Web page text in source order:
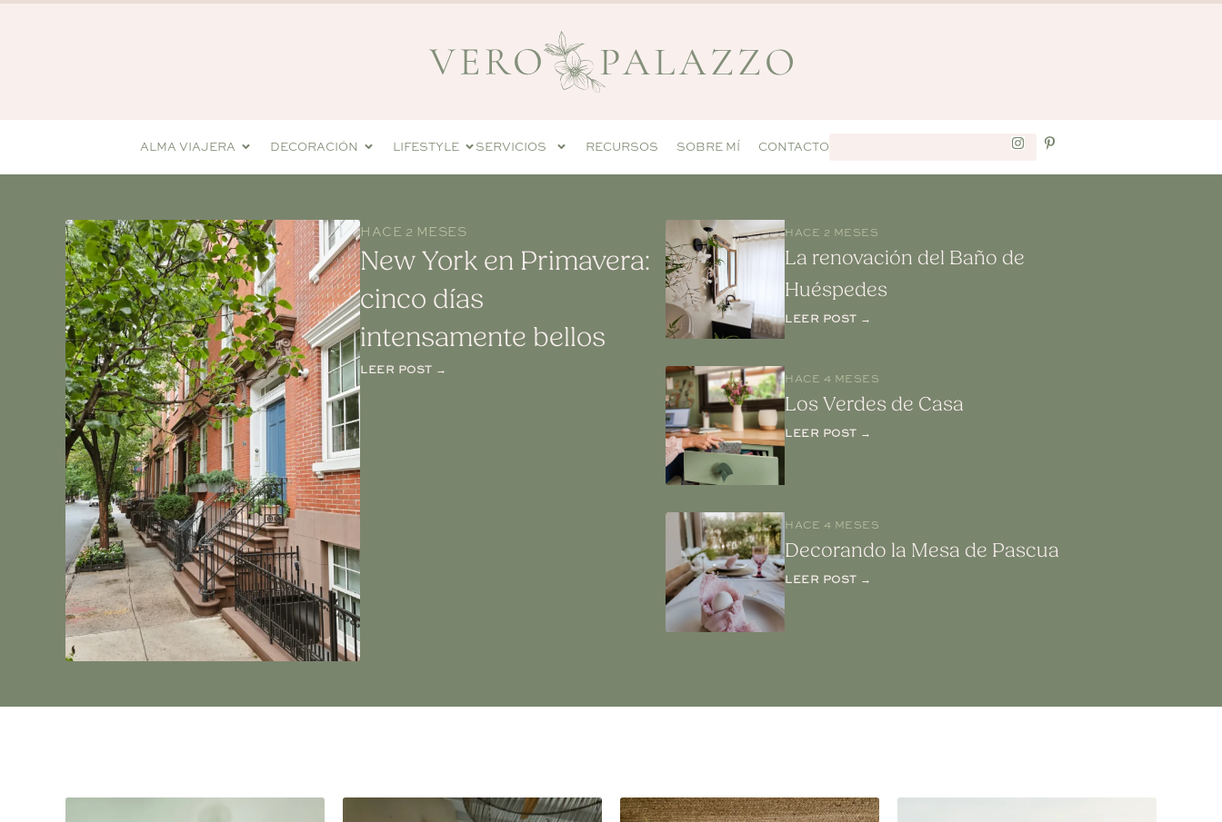
ALMA VIAJERA DECORACIÓN LIFESTYLE SERVICIOS RECURSOS SOBRE MÍ CONTACTO
HACE 2 MESES
New York en Primavera:
cinco días
intensamente bellos
LEER POST →
HACE 2 MESES
La renovación del Baño de
Huéspedes
LEER POST →
HACE 4 MESES
Los Verdes de Casa
LEER POST →
HACE 4 MESES
Decorando la Mesa de Pascua
LEER POST →